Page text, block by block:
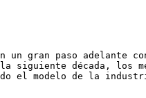
un gran paso adelante
década, los
el modelo de la